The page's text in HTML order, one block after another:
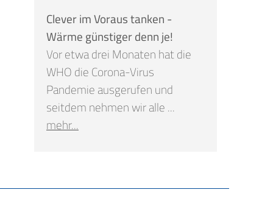
Clever im Voraus tanken -
Wärme günstiger denn je!
Vor etwa drei Monaten hat die
WHO die Corona-Virus
Pandemie ausgerufen und
seitdem nehmen wir alle ...
mehr...